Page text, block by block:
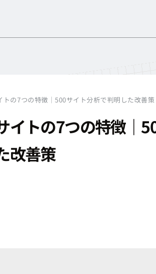
トの7つの特徴｜500サイト分析で判明した改善策
イトの7つの特徴｜
改善策